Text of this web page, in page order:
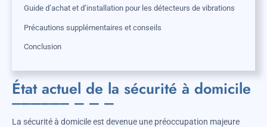
Guide d’achat et d’installation pour les détecteurs de vibrations
Précautions supplémentaires et conseils
Conclusion
État actuel de la sécurité à domicile
La sécurité à domicile est devenue une préoccupation majeure